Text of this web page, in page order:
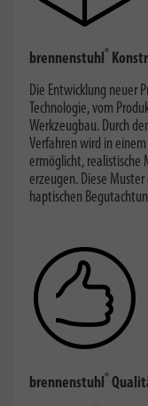
brennenstuhl®
Die Entwicklung neuer
Technologie, vom
Werkzeugbau. Durch
Verfahren wird in
ermöglicht, realistische
erzeugen. Diese
haptischen
brennenstuhl®